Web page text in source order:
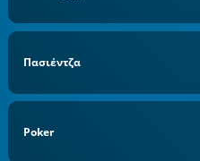
Πασιέντζα
Poker